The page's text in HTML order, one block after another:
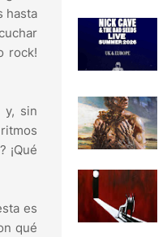
hasta
rock!
y, sin
¡Qué
es
qué